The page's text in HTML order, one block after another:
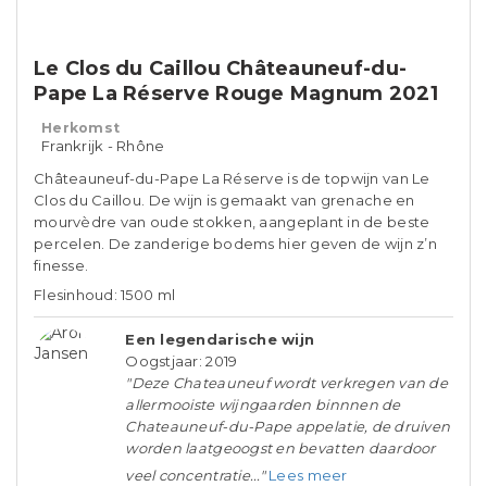
Le Clos du Caillou Châteauneuf-du-
Pape La Réserve Rouge Magnum 2021
Herkomst
Frankrijk - Rhône
Châteauneuf-du-Pape La Réserve is de topwijn van Le
Clos du Caillou. De wijn is gemaakt van grenache en
mourvèdre van oude stokken, aangeplant in de beste
percelen. De zanderige bodems hier geven de wijn z’n
finesse.
Flesinhoud: 1500 ml
Een legendarische wijn
Oogstjaar: 2019
"Deze Chateauneuf wordt verkregen van de
allermooiste wijngaarden binnnen de
Chateauneuf-du-Pape appelatie, de druiven
worden laatgeoogst en bevatten daardoor
veel concentratie..." Lees meer